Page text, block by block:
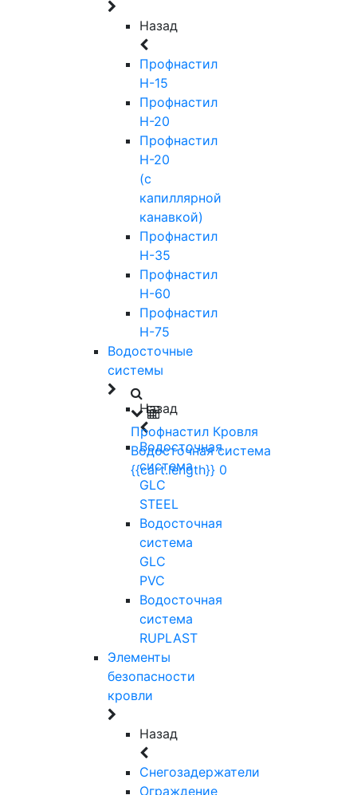
Назад
Профнастил
Н-15
Профнастил
Н-20
Профнастил
Н-20
(с
капиллярной
канавкой)
Профнастил
Н-35
Профнастил
Н-60
Профнастил
Н-75
Водосточные
системы
Назад
Водосточная
система
GLC
STEEL
Водосточная
система
GLC
PVC
Водосточная
система
RUPLAST
Элементы
безопасности
кровли
Назад
Снегозадержатели
Ограждение
Профнастил Кровля
Водосточная система
{{cart.length}} 0